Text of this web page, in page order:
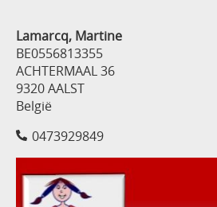
Lamarcq, Martine
BE0556813355
ACHTERMAAL 36
9320 AALST
België
0473929849